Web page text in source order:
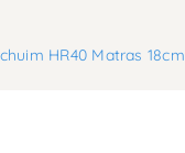
HR40 Matras 18cm